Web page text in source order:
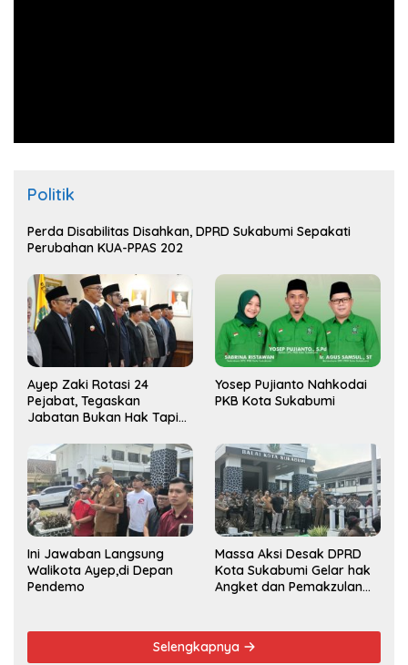
Politik
Perda Disabilitas Disahkan, DPRD Sukabumi Sepakati
Perubahan KUA-PPAS 202
Ayep Zaki Rotasi 24
Pejabat, Tegaskan
Jabatan Bukan Hak Tapi
Yosep Pujianto Nahkodai
PKB Kota Sukabumi
Ini Jawaban Langsung
Walikota Ayep,di Depan
Pendemo
Massa Aksi Desak DPRD
Kota Sukabumi Gelar hak
Angket dan Pemakzulan
Selengkapnya